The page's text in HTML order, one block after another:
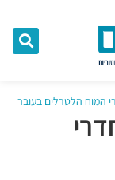
המוח הלטרלים בעובר